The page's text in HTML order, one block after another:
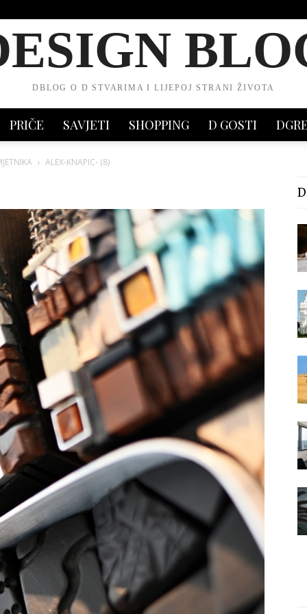
DBLOG O D STVARIMA I LIJEPOJ STRANI ŽIVOTA
PRIČE SAVJETI SHOPPING D GOSTI
ALEX-KNAPIC- (8)